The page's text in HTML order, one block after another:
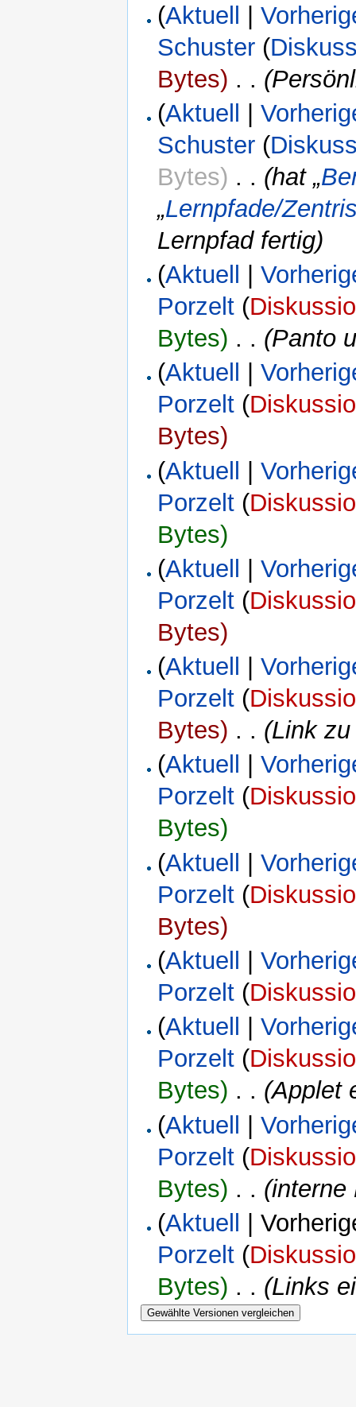
(Aktuell |
Schuster (
Bytes) . .
(Aktuell |
Schuster (
Bytes) . . (hat „
„Lernpfade/
Lernpfad fertig)
(Aktuell |
Porzelt (
Bytes) . . (Panto
(Aktuell |
Porzelt (
Bytes)
(Aktuell |
Porzelt (
Bytes)
(Aktuell |
Porzelt (
Bytes)
(Aktuell |
Porzelt (
Bytes) . . (Link
(Aktuell |
Porzelt (
Bytes)
(Aktuell |
Porzelt (
Bytes)
(Aktuell |
Porzelt (
(Aktuell |
Porzelt (
Bytes) . . (Applet
(Aktuell |
Porzelt (
Bytes) . . (interne
(Aktuell
|
Porzelt (
Bytes) . . (Links